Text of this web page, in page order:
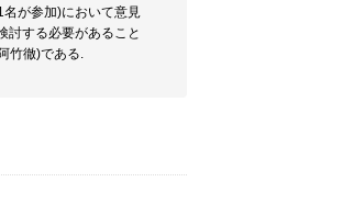
が参加)において意見
討する必要があること
竹徹)である.